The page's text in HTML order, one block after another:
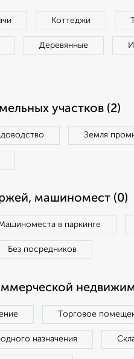
Коттеджи
Деревянные
участков (2)
Земля
машиномест (0)
в паркинге
Без посредников
Торговое
назначения